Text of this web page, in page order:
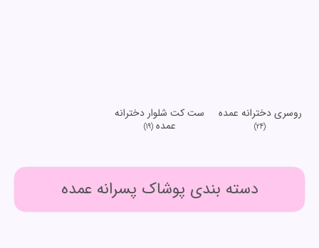
روسری دخترانه عمده
(24)
ست کت شلوار دخترانه
عمده(19)
دسته بندی پوشاک پسرانه عمده